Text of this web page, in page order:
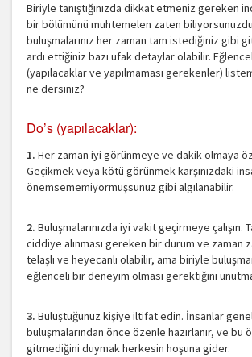
Biriyle tanıştığınızda dikkat etmeniz gereken
bir bölümünü muhtemelen zaten
buluşmalarınız her zaman tam istediğiniz gibi
ardı ettiğiniz bazı ufak detaylar olabilir.
(yapılacaklar ve yapılmaması gerekenler)
ne dersiniz?
Do’s (yapılacaklar):
1. Her zaman iyi görünmeye ve dakik olmaya
Geçikmek veya kötü görünmek karşınızdaki
önemsememiyormuşsunuz gibi algılanabilir.
2. Buluşmalarınızda iyi vakit geçirmeye çalışın.
ciddiye alınması gereken bir durum ve zaman
telaşlı ve heyecanlı olabilir, ama biriyle
eğlenceli bir deneyim olması gerektiğini
3. Buluştuğunuz kişiye iltifat edin. İnsanlar
buluşmalarından önce özenle hazırlanır, ve bu
gitmediğini duymak herkesin hoşuna gider.